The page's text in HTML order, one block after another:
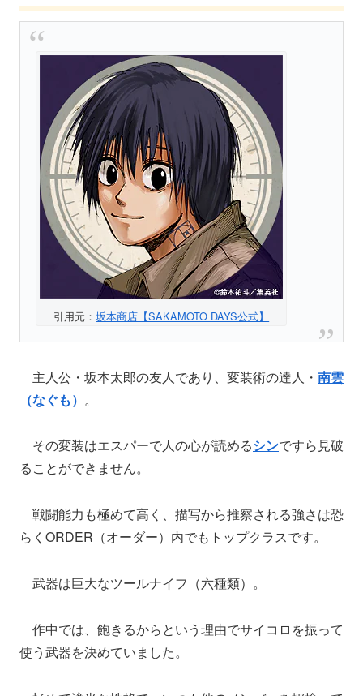
引用元：坂本商店【SAKAMOTO DAYS公式】
主人公・坂本太郎の友人であり、変装術の達人・ 南雲
（なぐも） 。
その変装はエスパーで人の心が読めるシンですら見破
ることができません。
戦闘能力も極めて高く、描写から推察される強さは恐
らくORDER（オーダー）内でもトップクラスです。
武器は巨大なツールナイフ（六種類）。
作中では、飽きるからという理由でサイコロを振って
使う武器を決めていました。